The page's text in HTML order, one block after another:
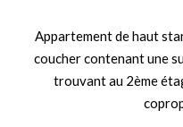
Appartement de haut
coucher contenant une
trouvant au 2ème